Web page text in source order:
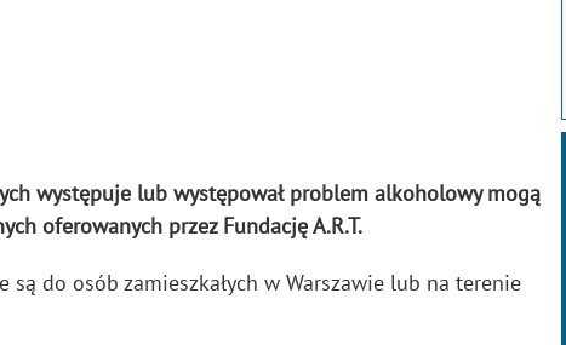
występuje lub występował problem alkoholowy mogą
oferowanych przez Fundację A.R.T.
do osób zamieszkałych w Warszawie lub na terenie